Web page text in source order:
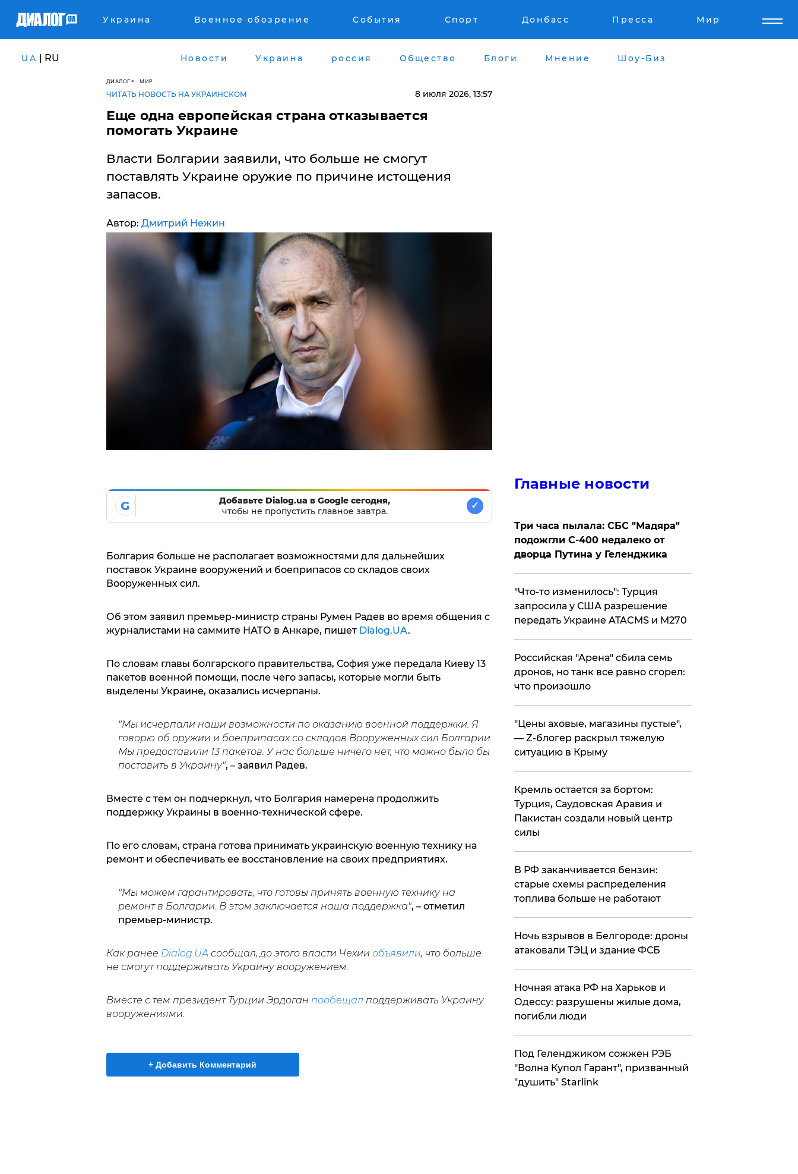
Украина Военное обозрение События Спорт Донбасс Пресса Мир
UA | RU Новости Украина россия Общество Блоги Мнение Шоу-Биз
ДИАЛОГ МИР
ЧИТАТЬ НОВОСТЬ НА УКРАИНСКОМ 8 июля 2026, 13:57
Еще одна европейская страна отказывается
помогать Украине
Власти Болгарии заявили, что больше не смогут
поставлять Украине оружие по причине истощения
запасов.
Автор: Дмитрий Нежин
G
Добавьте Dialog.ua в Google сегодня,
чтобы не пропустить главное завтра.
✓
Болгария больше не располагает возможностями для дальнейших
поставок Украине вооружений и боеприпасов со складов своих
Вооруженных сил.
Об этом заявил премьер-министр страны Румен Радев во время общения с
журналистами на саммите НАТО в Анкаре, пишет Dialog.UA.
По словам главы болгарского правительства, София уже передала Киеву 13
пакетов военной помощи, после чего запасы, которые могли быть
выделены Украине, оказались исчерпаны.
"Мы исчерпали наши возможности по оказанию военной поддержки. Я
говорю об оружии и боеприпасах со складов Вооруженных сил Болгарии.
Мы предоставили 13 пакетов. У нас больше ничего нет, что можно было бы
поставить в Украину", – заявил Радев.
Вместе с тем он подчеркнул, что Болгария намерена продолжить
поддержку Украины в военно-технической сфере.
По его словам, страна готова принимать украинскую военную технику на
ремонт и обеспечивать ее восстановление на своих предприятиях.
"Мы можем гарантировать, что готовы принять военную технику на
ремонт в Болгарии. В этом заключается наша поддержка", – отметил
премьер-министр.
Как ранее Dialog.UA сообщал, до этого власти Чехии объявили, что больше
не смогут поддерживать Украину вооружением.
Вместе с тем президент Турции Эрдоган пообещал поддерживать Украину
вооружениями.
+ Добавить Комментарий
Главные новости
Три часа пылала: СБС "Мадяра"
подожгли С-400 недалеко от
дворца Путина у Геленджика
​"Что-то изменилось": Турция
запросила у США разрешение
передать Украине ATACMS и M270
​Российская "Арена" сбила семь
дронов, но танк все равно сгорел:
что произошло
​"Цены аховые, магазины пустые",
— Z-блогер раскрыл тяжелую
ситуацию в Крыму
​Кремль остается за бортом:
Турция, Саудовская Аравия и
Пакистан создали новый центр
силы
​В РФ заканчивается бензин:
старые схемы распределения
топлива больше не работают
​Ночь взрывов в Белгороде: дроны
атаковали ТЭЦ и здание ФСБ
​Ночная атака РФ на Харьков и
Одессу: разрушены жилые дома,
погибли люди
Под Геленджиком сожжен РЭБ
"Волна Купол Гарант", призванный
"душить" Starlink